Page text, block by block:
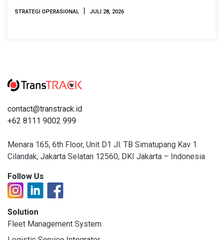
STRATEGI OPERASIONAL | JULI 28, 2026
contact@transtrack.id
+62 8111 9002 999
Menara 165, 6th Floor, Unit D1 Jl. TB Simatupang Kav 1
Cilandak, Jakarta Selatan 12560, DKI Jakarta – Indonesia
Follow Us
Solution
Fleet Management System